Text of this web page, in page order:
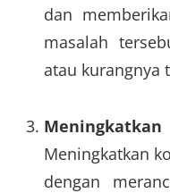
dan
masalah
atau kurangnya
Meningkatkan
dengan